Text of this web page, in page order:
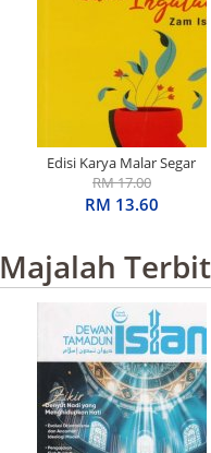
Edisi Karya Malar Segar
Penerima S.E.A. Write
Award: Basah Dalam
RM 17.00
RM 13.60
Majalah